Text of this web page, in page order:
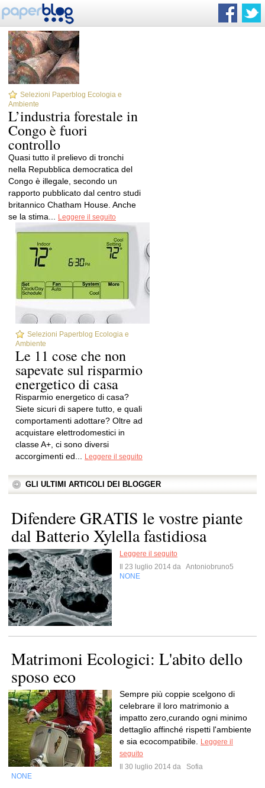
Selezioni Paperblog Ecologia e
Ambiente
L’industria forestale in
Congo è fuori
controllo
Quasi tutto il prelievo di tronchi
nella Repubblica democratica del
Congo è illegale, secondo un
rapporto pubblicato dal centro studi
britannico Chatham House. Anche
se la stima...
Leggere il seguito
Selezioni Paperblog Ecologia e
Ambiente
Le 11 cose che non
sapevate sul risparmio
energetico di casa
Risparmio energetico di casa?
Siete sicuri di sapere tutto, e quali
comportamenti adottare? Oltre ad
acquistare elettrodomestici in
classe A+, ci sono diversi
accorgimenti ed...
Leggere il seguito
GLI ULTIMI ARTICOLI DEI BLOGGER
Difendere GRATIS le vostre piante
dal Batterio Xylella fastidiosa
Leggere il seguito
Il 23 luglio 2014 da Antoniobruno5
NONE
Matrimoni Ecologici: L'abito dello
sposo eco
Sempre più coppie scelgono di
celebrare il loro matrimonio a
impatto zero,curando ogni minimo
dettaglio affinché rispetti l'ambiente
e sia ecocompatibile.
Leggere il
seguito
Il 30 luglio 2014 da
Sofia
NONE